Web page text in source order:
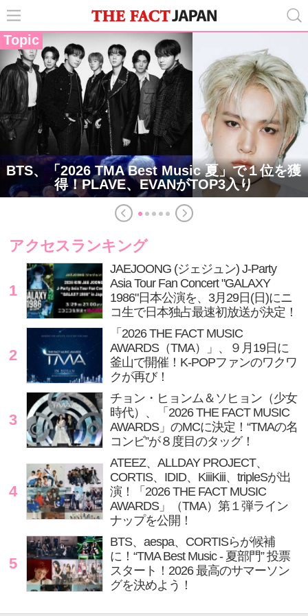
Topic
BTS、「2026 TMA Best Music 夏」で１位を獲
得！PLAVE、EVANがTOP3入り
アクセスランキング
1
JAEJOONG (ジェジュン) J-Party
Asia Tour Fan Concert "GALAXY
1986"日本公演を、3月29日(日)にニ
コ生で日本独占最速初放送が決定！
2
「2026 THE FACT MUSIC
AWARDS（TMA）」、９月19日に
釜山で開催！K-POPファンのワクワ
クが再び！
3
チョン・ヒョンム＆ソヒョン（少女
時代）、「2026 THE FACT MUSIC
AWARDS」のMCに決定！“TMAの名
コンビ”が８度目のタッグ！
4
ATEEZ、ALLDAY PROJECT、
CORTIS、IDID、KiiiKiii、tripleSが出
演！「2026 THE FACT MUSIC
AWARDS」（TMA）第１弾ライン
ナップを公開！
5
BTS、aespa、CORTISらが候補
に！“TMA Best Music - 夏部門” 投票
スタート！2026 最高のサマーソン
グを決めよう！